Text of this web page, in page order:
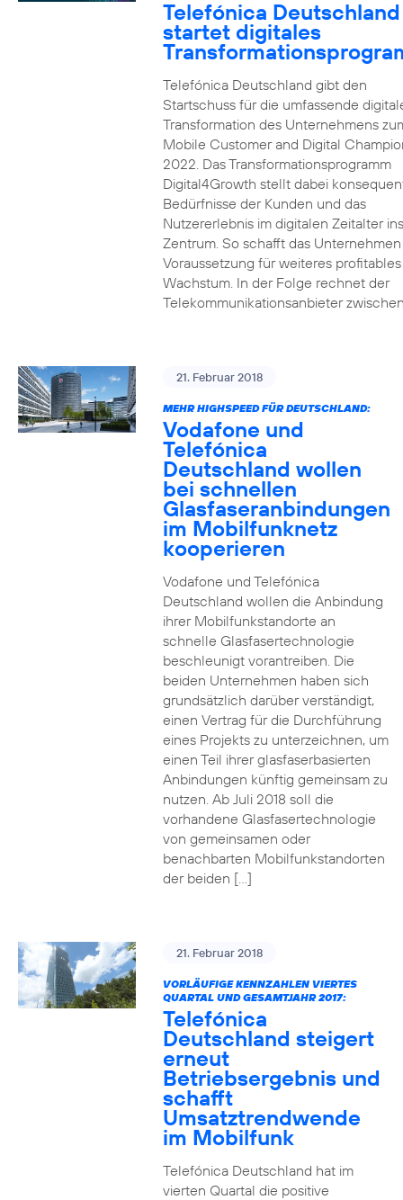
Telefónica Deutschland
startet digitales
Telefónica Deutschland gibt den
Startschuss für die umfassende
Transformation des Unternehmens
Mobile Customer and Digital
2022. Das Transformationsprogramm
Digital4Growth stellt dabei
Bedürfnisse der Kunden und das
Nutzererlebnis im digitalen Zeitalter ins
Zentrum. So schafft das
Voraussetzung für weiteres profitables
Wachstum. In der Folge rechnet der
Telekommunikationsanbieter
21. Februar 2018
MEHR HIGHSPEED FÜR DEUTSCHLAND:
Vodafone und
Telefónica
Deutschland wollen
bei schnellen
Glasfaseranbindungen
im Mobilfunknetz
kooperieren
Vodafone und Telefónica
Deutschland wollen die Anbindung
ihrer Mobilfunkstandorte an
schnelle Glasfasertechnologie
beschleunigt vorantreiben. Die
beiden Unternehmen haben sich
grundsätzlich darüber verständigt,
einen Vertrag für die Durchführung
eines Projekts zu unterzeichnen, um
einen Teil ihrer glasfaserbasierten
Anbindungen künftig gemeinsam zu
nutzen. Ab Juli 2018 soll die
vorhandene Glasfasertechnologie
von gemeinsamen oder
benachbarten Mobilfunkstandorten
der beiden […]
21. Februar 2018
VORLÄUFIGE KENNZAHLEN VIERTES
QUARTAL UND GESAMTJAHR 2017:
Telefónica
Deutschland steigert
erneut
Betriebsergebnis und
schafft
Umsatztrendwende
im Mobilfunk
Telefónica Deutschland hat im
vierten Quartal die positive